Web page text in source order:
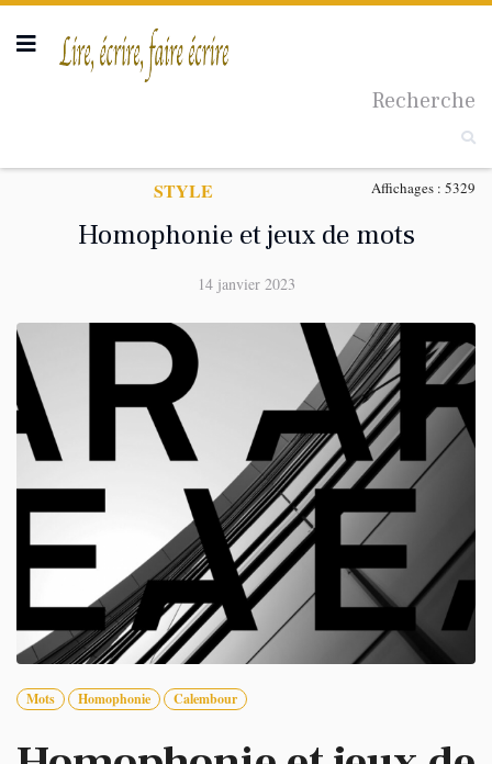
Recherche
STYLE Affichages : 5329
Homophonie et jeux de mots
14 janvier 2023
Mots Homophonie Calembour